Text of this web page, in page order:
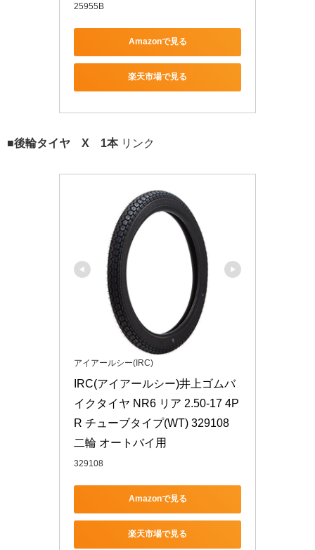
25955B
Amazonで見る
楽天市場で見る
■後輪タイヤ X 1本リンク
アイアールシー(IRC)
IRC(アイアールシー)井上ゴムバ
イクタイヤ NR6 リア 2.50-17 4P
R チューブタイプ(WT) 329108
二輪 オートバイ用
329108
Amazonで見る
楽天市場で見る